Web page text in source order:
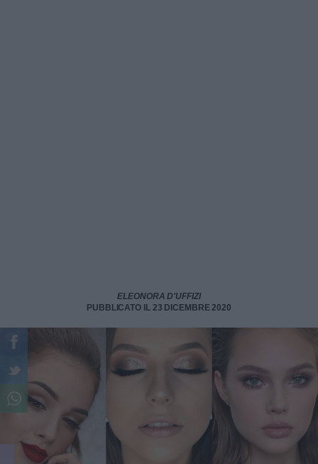
ELEONORA D'UFFIZI
PUBBLICATO IL 23 DICEMBRE 2020